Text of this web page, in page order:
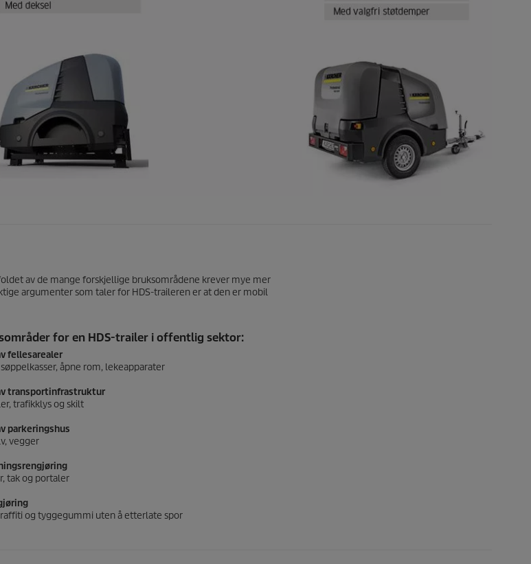
av de mange forskjellige bruksområdene krever mye mer
argumenter som taler for HDS-traileren er at den er mobil
for en HDS-trailer i offentlig sektor:
fellesarealer
åpne rom, lekeapparater
transportinfrastruktur
trafikklys og skilt
parkeringshus
vegger
tak og portaler
og tyggegummi uten å etterlate spor